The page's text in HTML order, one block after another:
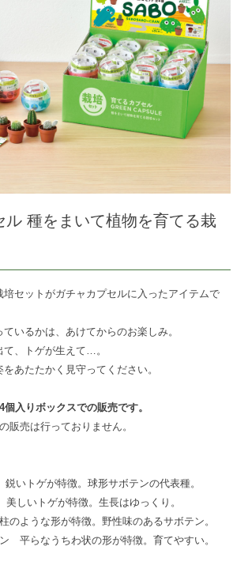
ル 種をまいて植物を育てる栽
培セットがガチャカプセルに入ったアイテムで
いるかは、あけてからのお楽しみ。
、トゲが生えて…。
あたたかく見守ってください。
入りボックスでの販売です。
販売は行っておりません。
いトゲが特徴。球形サボテンの代表種。
しいトゲが特徴。生長はゆっくり。
のような形が特徴。野性味のあるサボテン。
ン 平らなうちわ状の形が特徴。育てやすい。